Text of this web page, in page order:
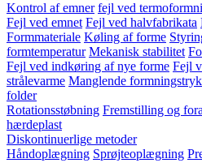
Kontrol af emner fejl ved
Fejl ved emnet Fejl ved halvfabrikata
Formmateriale Køling af forme
formtemperatur Mekanisk stabilitet
Fejl ved indkøring af nye forme Fejl
strålevarme Manglende formningstryk
folder
Rotationsstøbning Fremstilling og
hærdeplast
Diskontinuerlige metoder
Håndoplægning Sprøjteoplægning